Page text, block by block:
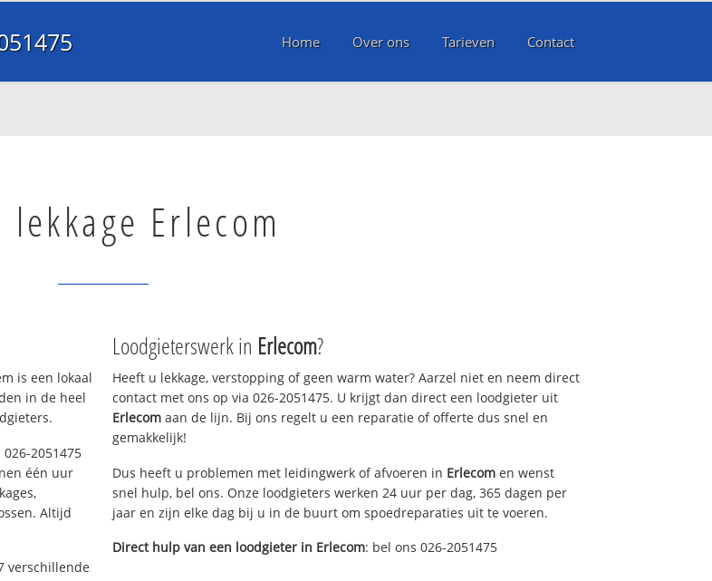
Home Over ons Tarieven Contact
lekkage Erlecom
is een lokaal
in de heel
2051475
één uur
Altijd
verschillende
Loodgieterswerk in Erlecom?
Heeft u lekkage, verstopping of geen warm water? Aarzel niet en neem direct
contact met ons op via 026-2051475. U krijgt dan direct een loodgieter uit
Erlecom aan de lijn. Bij ons regelt u een reparatie of offerte dus snel en
gemakkelijk!
Dus heeft u problemen met leidingwerk of afvoeren in Erlecom en wenst
snel hulp, bel ons. Onze loodgieters werken 24 uur per dag, 365 dagen per
jaar en zijn elke dag bij u in de buurt om spoedreparaties uit te voeren.
Direct hulp van een loodgieter in Erlecom: bel ons 026-2051475